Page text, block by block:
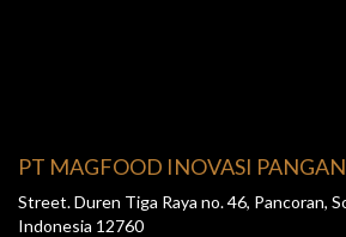
PT MAGFOOD INOVASI PANGAN
Street. Duren Tiga Raya no. 46, Pancoran,
Indonesia 12760